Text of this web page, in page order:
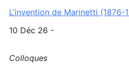
L’invention de Marinetti (1876-
10 Déc 26 -
Colloques